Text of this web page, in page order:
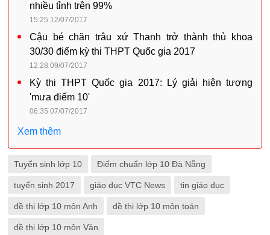
nhiều tỉnh trên 99%
15:25 12/07/2017
Cậu bé chăn trâu xứ Thanh trở thành thủ khoa
30/30 điểm kỳ thi THPT Quốc gia 2017
12:28 09/07/2017
Kỳ thi THPT Quốc gia 2017: Lý giải hiện tượng
'mưa điểm 10'
06:35 07/07/2017
Xem thêm
Tuyển sinh lớp 10 Điểm chuẩn lớp 10 Đà Nẵng
tuyển sinh 2017 giáo dục VTC News tin giáo dục
đề thi lớp 10 môn Anh đề thi lớp 10 môn toán
đề thi lớp 10 môn Văn